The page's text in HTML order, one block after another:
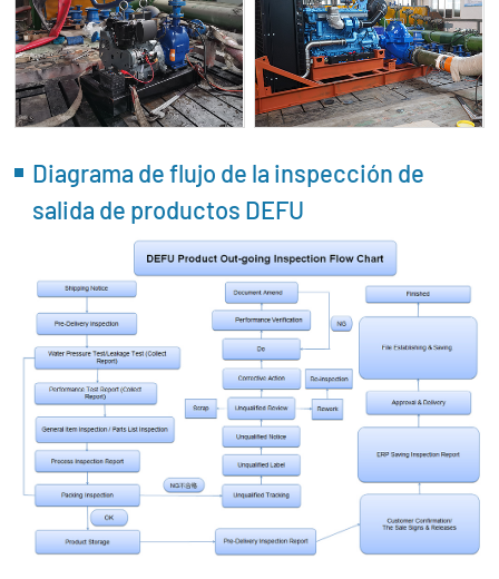
Diagrama de flujo de la inspección de
salida de productos DEFU